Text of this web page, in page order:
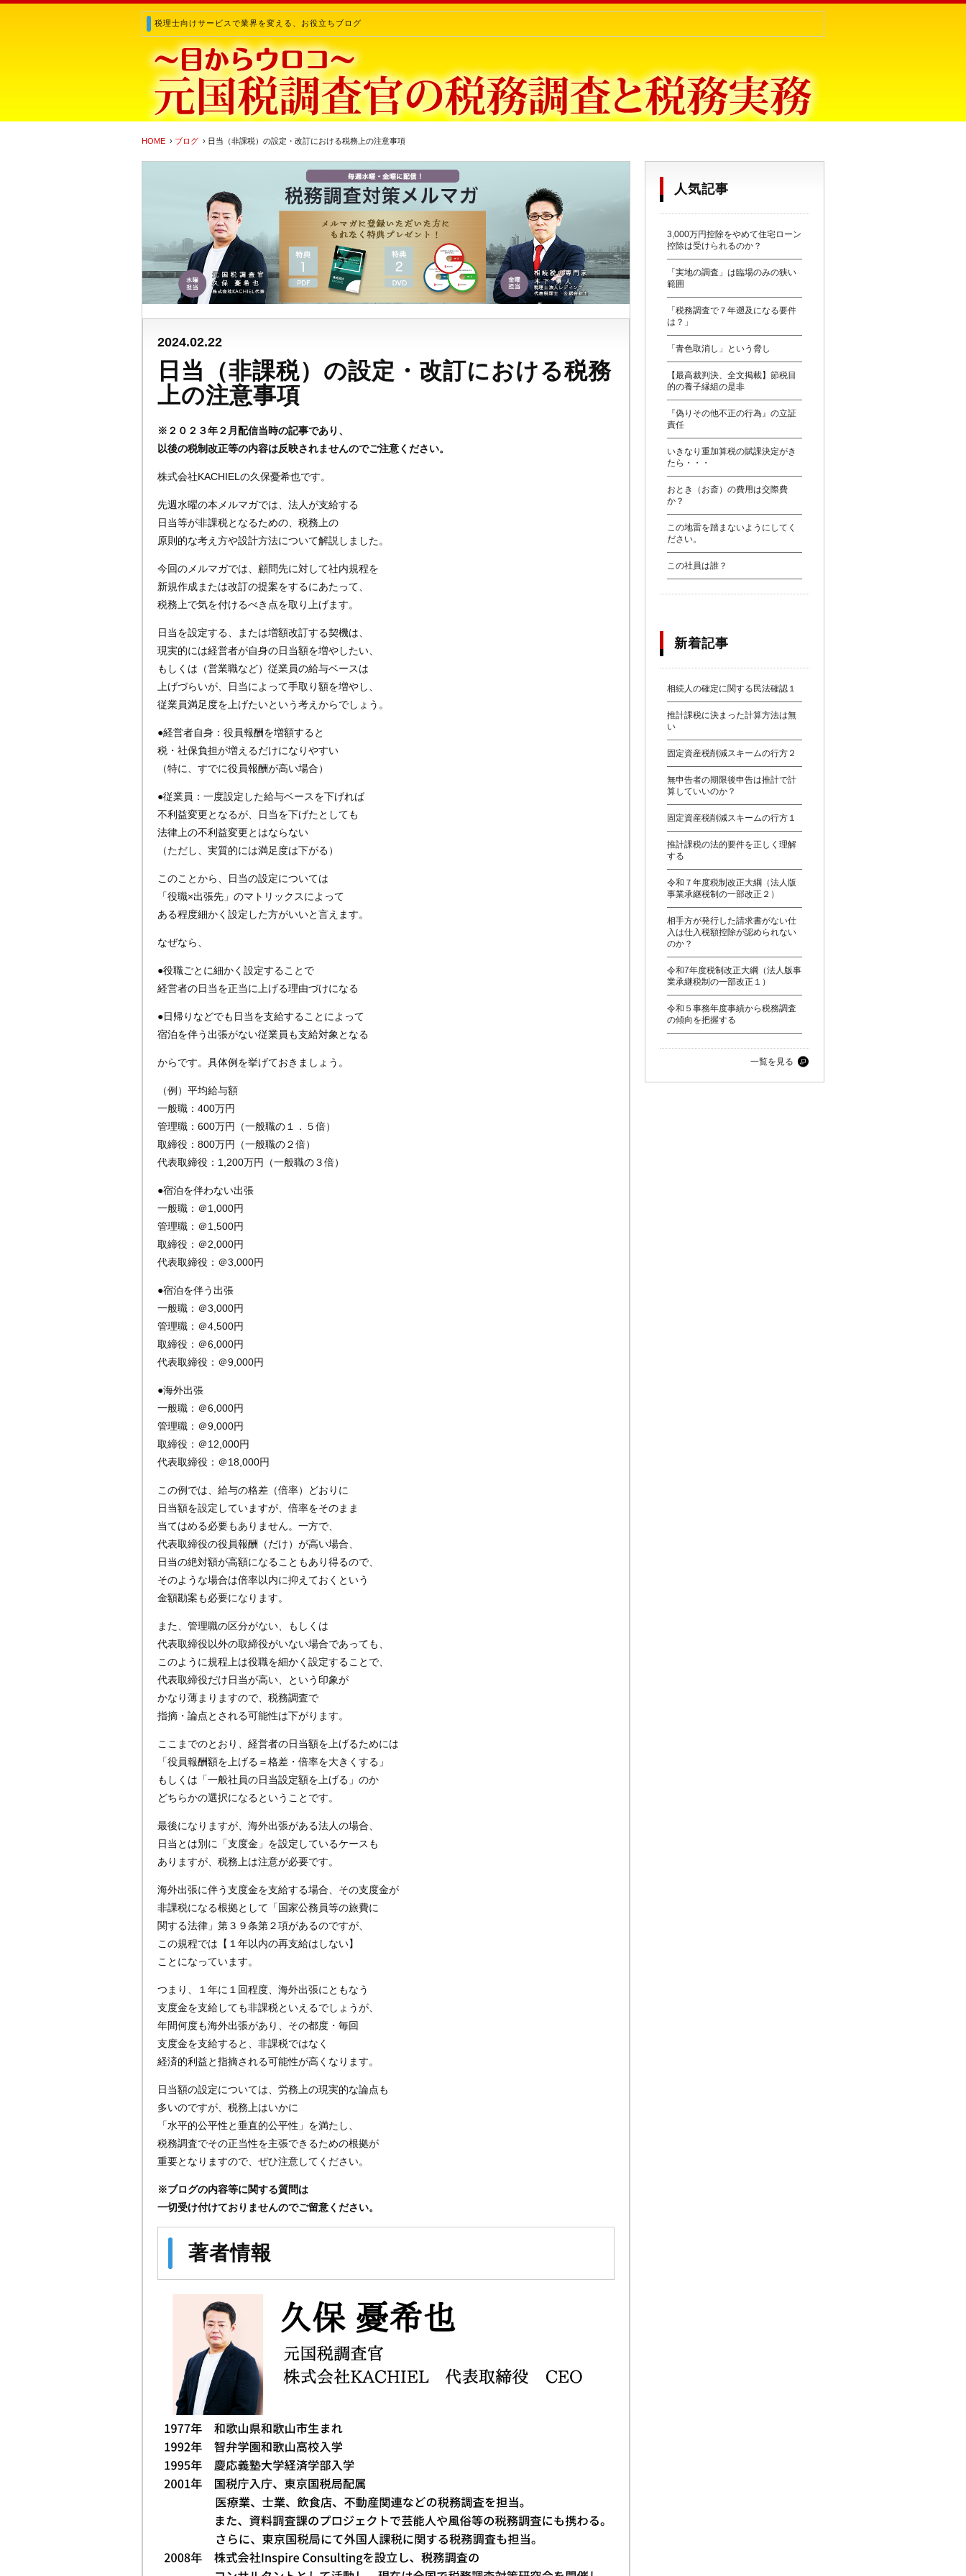
税理士向けサービスで業界を変える、お役立ちブログ
HOME › ブログ › 日当（非課税）の設定・改訂における税務上の注意事項
2024.02.22
日当（非課税）の設定・改訂における税務
上の注意事項
※２０２３年２月配信当時の記事であり、
以後の税制改正等の内容は反映されませんのでご注意ください。
株式会社KACHIELの久保憂希也です。
先週水曜の本メルマガでは、法人が支給する
日当等が非課税となるための、税務上の
原則的な考え方や設計方法について解説しました。
今回のメルマガでは、顧問先に対して社内規程を
新規作成または改訂の提案をするにあたって、
税務上で気を付けるべき点を取り上げます。
日当を設定する、または増額改訂する契機は、
現実的には経営者が自身の日当額を増やしたい、
もしくは（営業職など）従業員の給与ベースは
上げづらいが、日当によって手取り額を増やし、
従業員満足度を上げたいという考えからでしょう。
●経営者自身：役員報酬を増額すると
税・社保負担が増えるだけになりやすい
（特に、すでに役員報酬が高い場合）
●従業員：一度設定した給与ベースを下げれば
不利益変更となるが、日当を下げたとしても
法律上の不利益変更とはならない
（ただし、実質的には満足度は下がる）
このことから、日当の設定については
「役職×出張先」のマトリックスによって
ある程度細かく設定した方がいいと言えます。
なぜなら、
●役職ごとに細かく設定することで
経営者の日当を正当に上げる理由づけになる
●日帰りなどでも日当を支給することによって
宿泊を伴う出張がない従業員も支給対象となる
からです。具体例を挙げておきましょう。
（例）平均給与額
一般職：400万円
管理職：600万円（一般職の１．５倍）
取締役：800万円（一般職の２倍）
代表取締役：1,200万円（一般職の３倍）
●宿泊を伴わない出張
一般職：＠1,000円
管理職：＠1,500円
取締役：＠2,000円
代表取締役：＠3,000円
●宿泊を伴う出張
一般職：＠3,000円
管理職：＠4,500円
取締役：＠6,000円
代表取締役：＠9,000円
●海外出張
一般職：＠6,000円
管理職：＠9,000円
取締役：＠12,000円
代表取締役：＠18,000円
この例では、給与の格差（倍率）どおりに
日当額を設定していますが、倍率をそのまま
当てはめる必要もありません。一方で、
代表取締役の役員報酬（だけ）が高い場合、
日当の絶対額が高額になることもあり得るので、
そのような場合は倍率以内に抑えておくという
金額勘案も必要になります。
また、管理職の区分がない、もしくは
代表取締役以外の取締役がいない場合であっても、
このように規程上は役職を細かく設定することで、
代表取締役だけ日当が高い、という印象が
かなり薄まりますので、税務調査で
指摘・論点とされる可能性は下がります。
ここまでのとおり、経営者の日当額を上げるためには
「役員報酬額を上げる＝格差・倍率を大きくする」
もしくは「一般社員の日当設定額を上げる」のか
どちらかの選択になるということです。
最後になりますが、海外出張がある法人の場合、
日当とは別に「支度金」を設定しているケースも
ありますが、税務上は注意が必要です。
海外出張に伴う支度金を支給する場合、その支度金が
非課税になる根拠として「国家公務員等の旅費に
関する法律」第３９条第２項があるのですが、
この規程では【１年以内の再支給はしない】
ことになっています。
つまり、１年に１回程度、海外出張にともなう
支度金を支給しても非課税といえるでしょうが、
年間何度も海外出張があり、その都度・毎回
支度金を支給すると、非課税ではなく
経済的利益と指摘される可能性が高くなります。
日当額の設定については、労務上の現実的な論点も
多いのですが、税務上はいかに
「水平的公平性と垂直的公平性」を満たし、
税務調査でその正当性を主張できるための根拠が
重要となりますので、ぜひ注意してください。
※ブログの内容等に関する質問は
一切受け付けておりませんのでご留意ください。
著者情報
人気記事
3,000万円控除をやめて住宅ローン
控除は受けられるのか？
「実地の調査」は臨場のみの狭い
範囲
「税務調査で７年遡及になる要件
は？」
「青色取消し」という脅し
【最高裁判決、全文掲載】節税目
的の養子縁組の是非
『偽りその他不正の行為』の立証
責任
いきなり重加算税の賦課決定がき
たら・・・
おとき（お斎）の費用は交際費
か？
この地雷を踏まないようにしてく
ださい。
この社員は誰？
新着記事
相続人の確定に関する民法確認１
推計課税に決まった計算方法は無
い
固定資産税削減スキームの行方２
無申告者の期限後申告は推計で計
算していいのか？
固定資産税削減スキームの行方１
推計課税の法的要件を正しく理解
する
令和７年度税制改正大綱（法人版
事業承継税制の一部改正２）
相手方が発行した請求書がない仕
入は仕入税額控除が認められない
のか？
令和7年度税制改正大綱（法人版事
業承継税制の一部改正１）
令和５事務年度事績から税務調査
の傾向を把握する
一覧を見る